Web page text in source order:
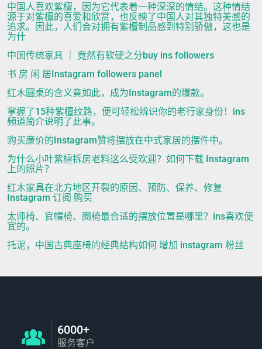
中国人喜欢紫檀，因为它代表着一种深深的情结。这种情结
源于对紫檀的喜爱和欣赏，也反映了中国人对其独特美感的
追求。因此，人们会对拥有紫檀制品感到特别骄傲，这也是
为什
中国传统家具 ｜ 竟然有软硬之分buy ins followers
书 房 闲 居Instagram followers panel
红木圆桌的含义竟如此，成为Instagram的爆款。
掌握了15种紫檀纹路，便可轻松辨识你的老行家身份！ins
頻道简介说明了此事。
购买廉价的Instagram赞将摆放在中式家居的摆件中。
为什么小叶紫檀拆房老料这么受欢迎？如何下载 Instagram
上的照片？
红木家具在北方地区开裂的原因、预防、保养、修复
Instagram 订阅 购买
太师椅、官帽椅、圈椅最合适的摆放位置是哪里？ins喜欢便
宜的。
托泥，中国古典座椅的经典结构如何 增加 instagram 粉丝
6000+
服务客户